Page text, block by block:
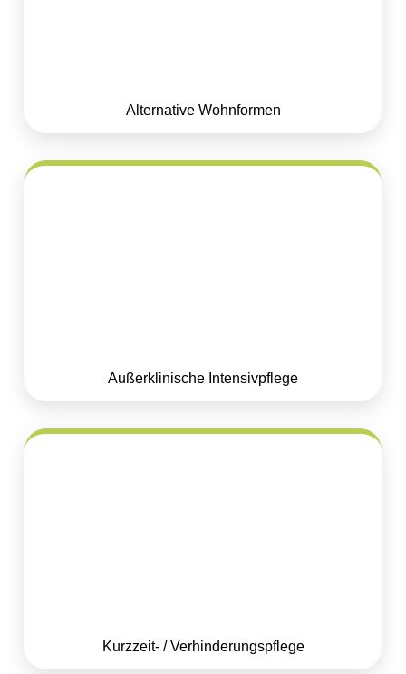
Alternative Wohnformen
Außerklinische Intensivpflege
Kurzzeit- / Verhinderungspflege